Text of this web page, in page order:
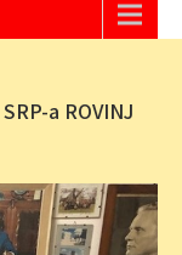
a ROVINJ